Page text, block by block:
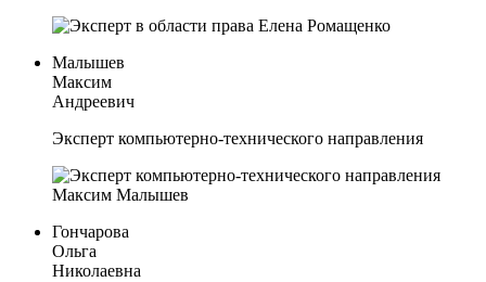
Малышев
Максим
Андреевич
Эксперт компьютерно-технического направления
Гончарова
Ольга
Николаевна